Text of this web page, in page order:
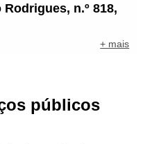
n.º 818,
+ mais
públicos